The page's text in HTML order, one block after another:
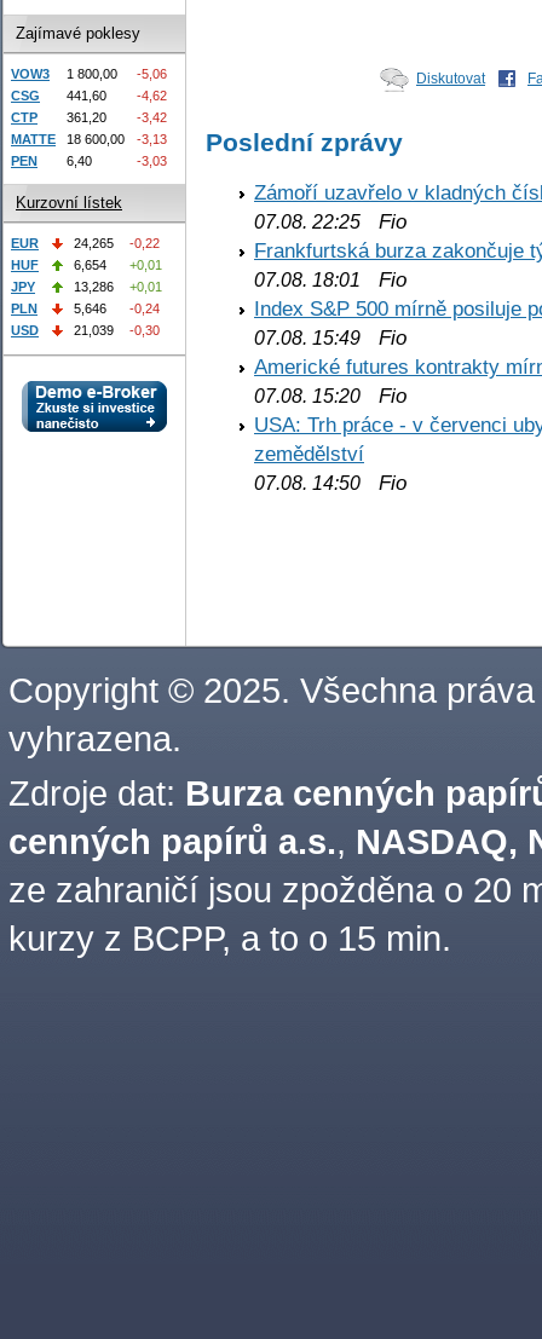
Diskutovat
Poslední zprávy
Zámoří uzavřelo v kladných
07.08. 22:25 Fio
Frankfurtská burza zakončuje
07.08. 18:01
Fio
Index S&P 500 mírně posiluje
07.08. 15:49 Fio
Americké futures kontrakty
07.08. 15:20 Fio
USA: Trh práce - v červenci
zemědělství
07.08. 14:50 Fio
Zajímavé poklesy
VOW3 1 800,00
-5,06
CSG
441,60
-4,62
CTP
361,20
-3,42
MATTE
18 600,00
-3,13
PEN
6,40 -3,03
Kurzovní lístek
EUR 24,265
-0,22
HUF
6,654
+0,01
JPY
13,286
+0,01
PLN
5,646
-0,24
USD
21,039 -0,30
Copyright © 2025. Všechna práva
vyhrazena.
Zdroje dat: Burza cenných
cenných papírů a.s., NASDAQ,
ze zahraničí jsou zpožděna o 20
kurzy z BCPP, a to o 15 min.